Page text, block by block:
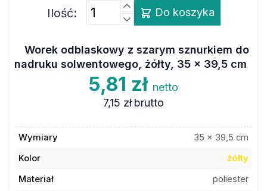
Ilość: Do koszyka
Worek odblaskowy z szarym sznurkiem do
nadruku solwentowego, żółty, 35 x 39,5 cm
5,81 zł netto
7,15 zł brutto
Wymiary
35 x 39,5 cm
Kolor
żółty
Materiał
poliester